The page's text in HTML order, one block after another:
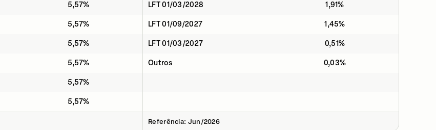
5,57% LFT 01/03/2028 1,91%
5,57% LFT 01/09/2027 1,45%
5,57% LFT 01/03/2027 0,51%
5,57% Outros 0,03%
5,57%
5,57%
Referência: Jun/2026